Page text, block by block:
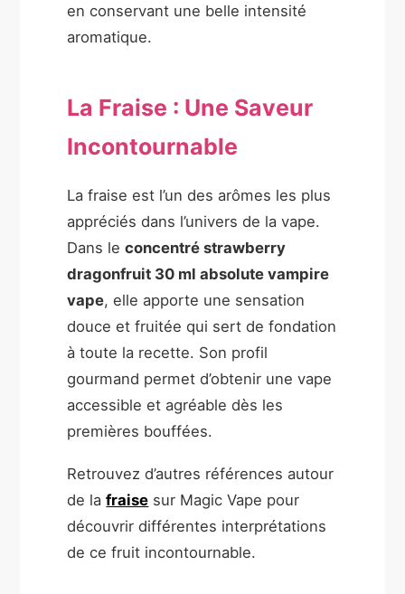
en conservant une belle intensité
aromatique.
La Fraise : Une Saveur
Incontournable
La fraise est l’un des arômes les plus
appréciés dans l’univers de la vape.
Dans leconcentré strawberry
dragonfruit 30 ml absolute vampire
vape, elle apporte une sensation
douce et fruitée qui sert de fondation
à toute la recette. Son profil
gourmand permet d’obtenir une vape
accessible et agréable dès les
premières bouffées.
Retrouvez d’autres références autour
de lafraise sur Magic Vape pour
découvrir différentes interprétations
de ce fruit incontournable.